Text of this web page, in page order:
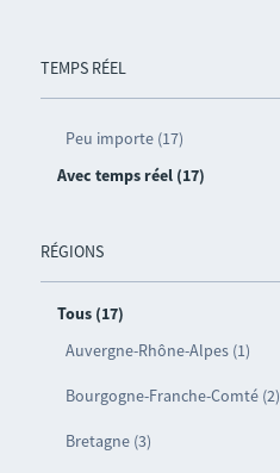
TEMPS RÉEL
Peu importe (17)
Avec temps réel (17)
RÉGIONS
Tous (17)
Auvergne-Rhône-Alpes (1)
Bourgogne-Franche-Comté (2)
Bretagne (3)